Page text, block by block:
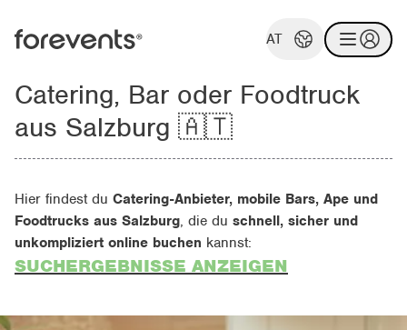
AT
Catering, Bar oder Foodtruck
aus Salzburg 🇦🇹
Hier findest du Catering-Anbieter, mobile Bars, Ape und
Foodtrucks aus Salzburg, die du schnell, sicher und
unkompliziert online buchen kannst:
SUCHERGEBNISSE ANZEIGEN